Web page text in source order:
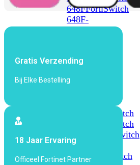
648FFortiSwitch
648F-
FortiSwitch
Series
FortiSwitch
FortiSwitch
FortiSwitch
T1024F-
FPOEFortiSwitch
Gratis Verzending
Bij Elke Bestelling
18 Jaar Ervaring
Officeel Fortinet Partner